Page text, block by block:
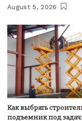
August 5, 2026
Как выбрать
подъемник под